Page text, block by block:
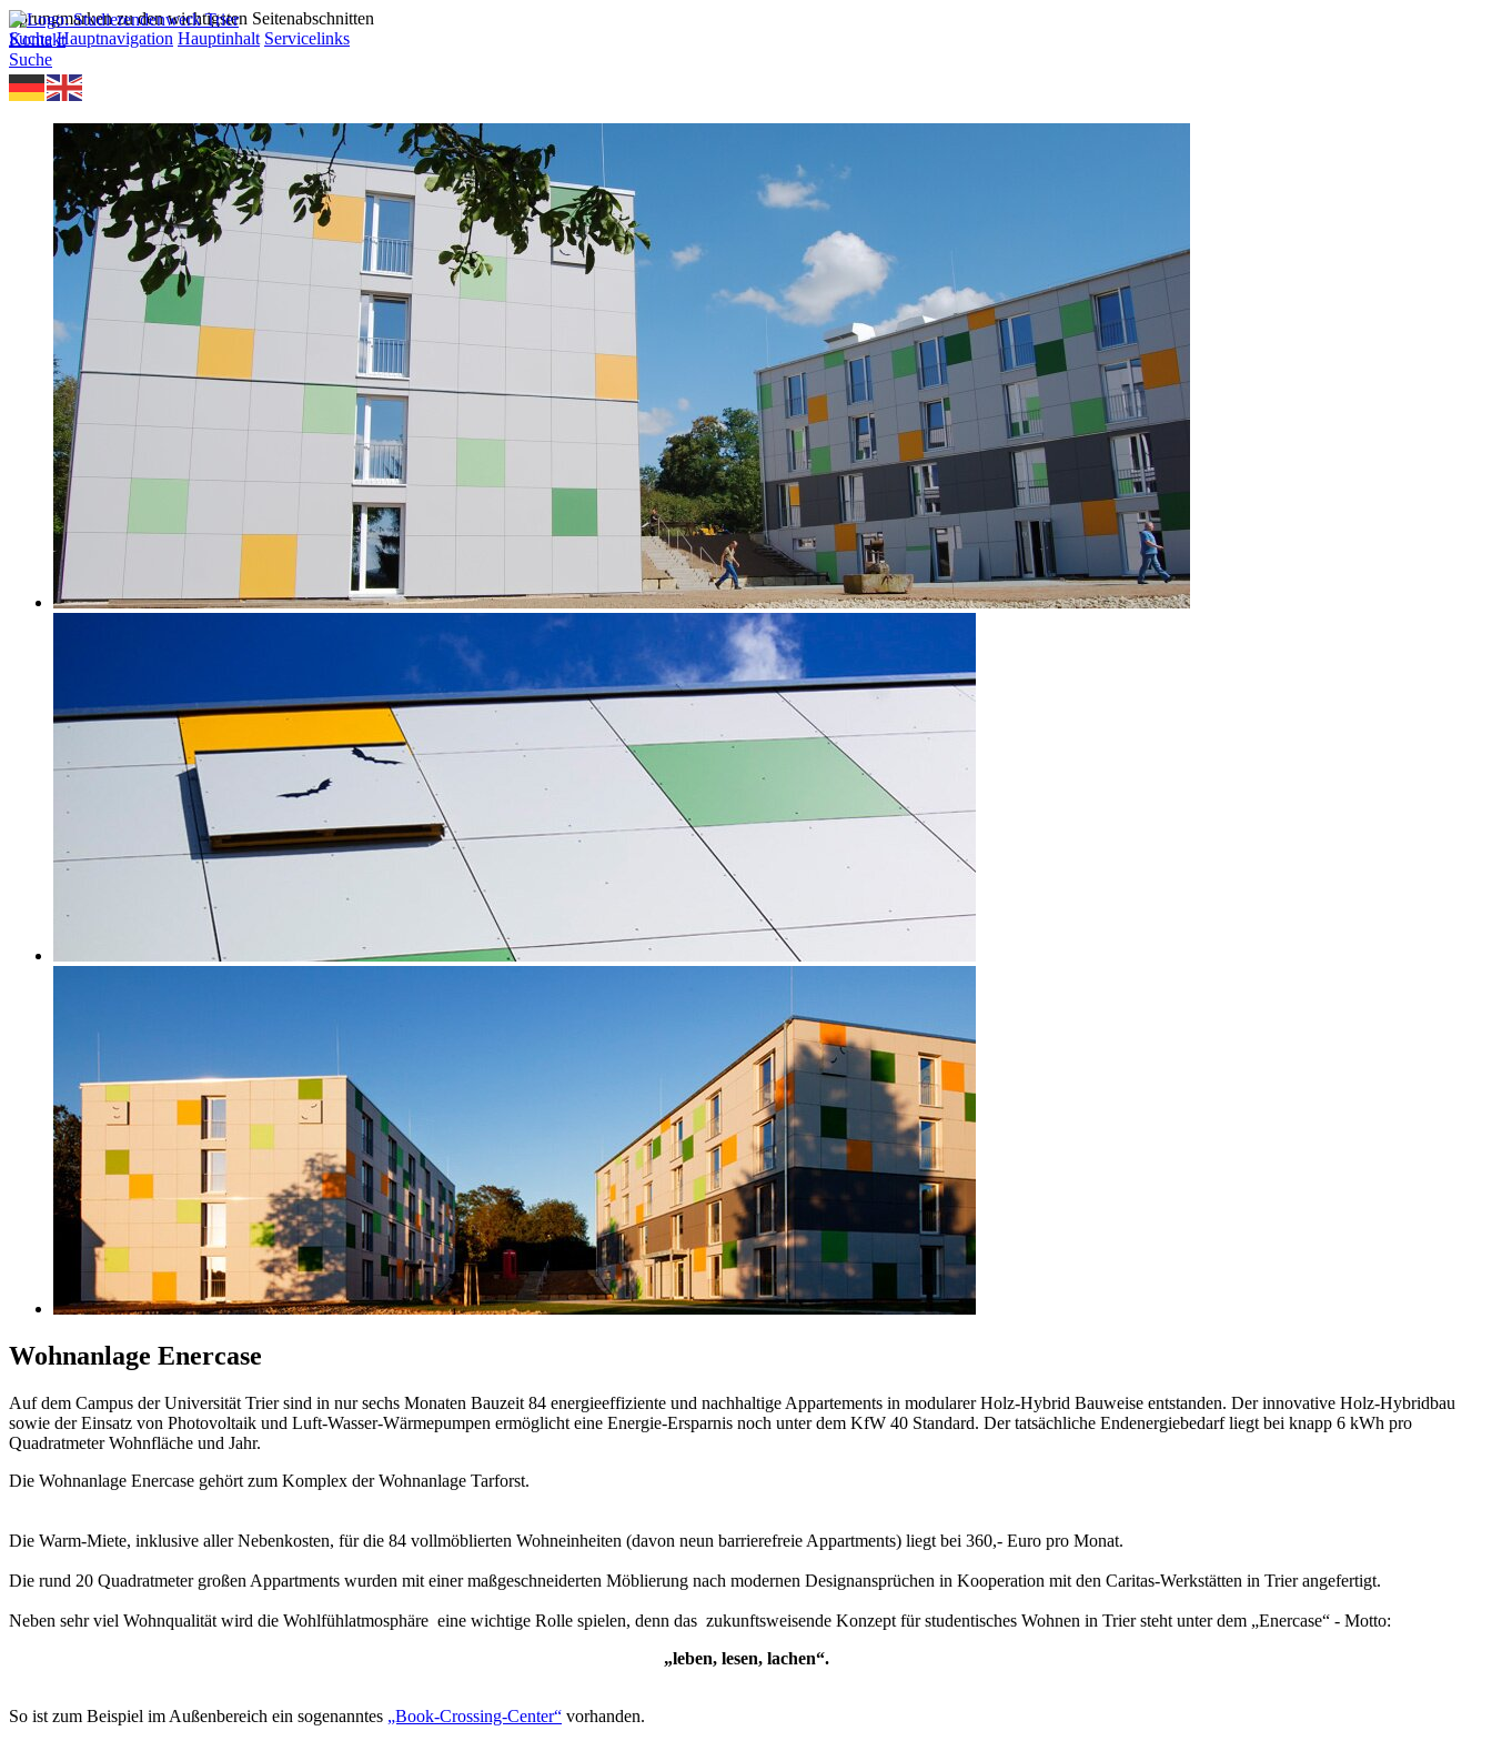
Sprungmarken zu den wichtigsten Seitenabschnitten
Suche Hauptnavigation Hauptinhalt Servicelinks
Kontakt
Suche
Wohnanlage Enercase
Auf dem Campus der Universität Trier sind in nur sechs Monaten Bauzeit 84 energieeffiziente und nachhaltige Appartements in modularer Holz-Hybrid Bauweise entstanden. Der innovative Holz-Hybridbau
sowie der Einsatz von Photovoltaik und Luft-Wasser-Wärmepumpen ermöglicht eine Energie-Ersparnis noch unter dem KfW 40 Standard. Der tatsächliche Endenergiebedarf liegt bei knapp 6 kWh pro
Quadratmeter Wohnfläche und Jahr.
Die Wohnanlage Enercase gehört zum Komplex der Wohnanlage Tarforst.
Die Warm-Miete, inklusive aller Nebenkosten, für die 84 vollmöblierten Wohneinheiten (davon neun barrierefreie Appartments) liegt bei 360,- Euro pro Monat.
Die rund 20 Quadratmeter großen Appartments wurden mit einer maßgeschneiderten Möblierung nach modernen Designansprüchen in Kooperation mit den Caritas-Werkstätten in Trier angefertigt.
Neben sehr viel Wohnqualität wird die Wohlfühlatmosphäre eine wichtige Rolle spielen, denn das zukunftsweisende Konzept für studentisches Wohnen in Trier steht unter dem „Enercase“ - Motto:
„leben, lesen, lachen“.
So ist zum Beispiel im Außenbereich ein sogenanntes „Book-Crossing-Center“ vorhanden.